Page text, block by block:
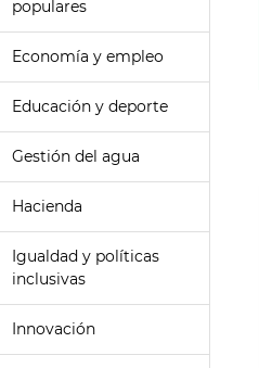
populares
Economía y empleo
Educación y deporte
Gestión del agua
Hacienda
Igualdad y políticas
inclusivas
Innovación